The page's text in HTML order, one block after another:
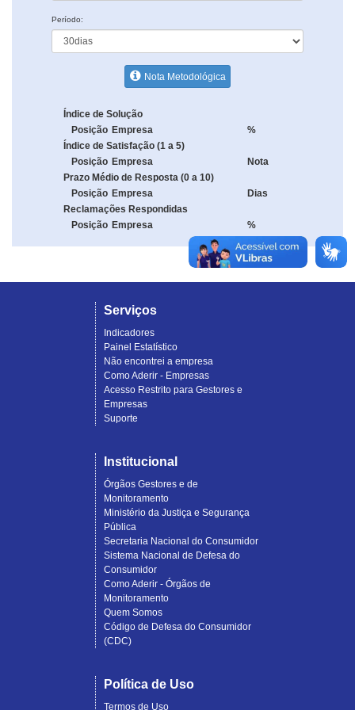
Período:
Nota Metodológica
Índice de Solução
Posição Empresa
%
Índice de Satisfação (1 a 5)
Posição Empresa
Nota
Prazo Médio de Resposta (0 a 10)
Posição Empresa
Dias
Reclamações Respondidas
Posição Empresa %
Serviços
Indicadores
Painel Estatístico
Não encontrei a empresa
Como Aderir - Empresas
Acesso Restrito para Gestores e
Empresas
Suporte
Institucional
Órgãos Gestores e de
Monitoramento
Ministério da Justiça e Segurança
Pública
Secretaria Nacional do Consumidor
Sistema Nacional de Defesa do
Consumidor
Como Aderir - Órgãos de
Monitoramento
Quem Somos
Código de Defesa do Consumidor
(CDC)
Política de Uso
Termos de Uso